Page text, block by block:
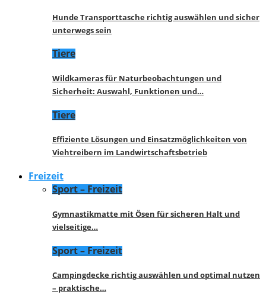
Hunde Transporttasche richtig auswählen und sicher
unterwegs sein
Tiere
Wildkameras für Naturbeobachtungen und
Sicherheit: Auswahl, Funktionen und…
Tiere
Effiziente Lösungen und Einsatzmöglichkeiten von
Viehtreibern im Landwirtschaftsbetrieb
Freizeit
Sport – Freizeit
Gymnastikmatte mit Ösen für sicheren Halt und
vielseitige…
Sport – Freizeit
Campingdecke richtig auswählen und optimal nutzen
– praktische…